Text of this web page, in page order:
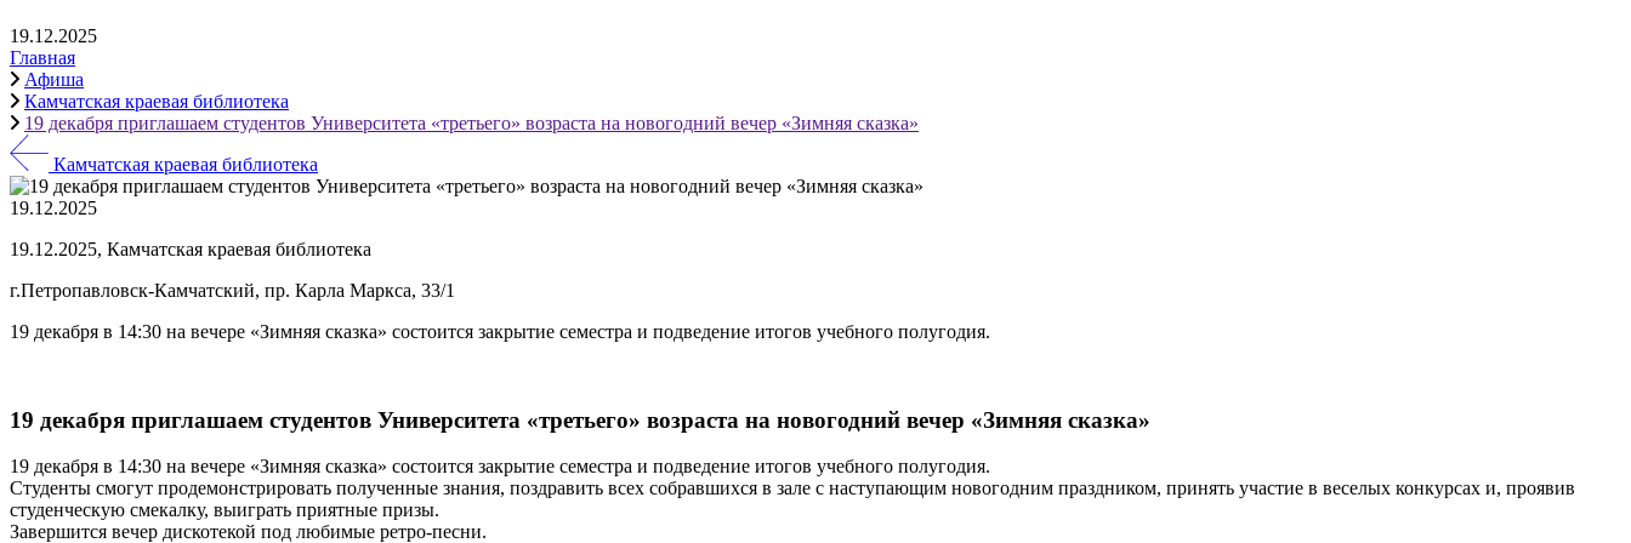
19.12.2025
Главная
Афиша
Камчатская краевая библиотека
19 декабря приглашаем студентов Университета «третьего» возраста на новогодний вечер «Зимняя сказка»
Камчатская краевая библиотека
19.12.2025
19.12.2025, Камчатская краевая библиотека
г.Петропавловск-Камчатский, пр. Карла Маркса, 33/1
19 декабря в 14:30 на вечере «Зимняя сказка» состоится закрытие семестра и подведение итогов учебного полугодия.
19 декабря приглашаем студентов Университета «третьего» возраста на новогодний вечер «Зимняя сказка»
19 декабря в 14:30 на вечере «Зимняя сказка» состоится закрытие семестра и подведение итогов учебного полугодия.
Студенты смогут продемонстрировать полученные знания, поздравить всех собравшихся в зале с наступающим новогодним праздником, принять участие в веселых конкурсах и, проявив
студенческую смекалку, выиграть приятные призы.
Завершится вечер дискотекой под любимые ретро-песни.